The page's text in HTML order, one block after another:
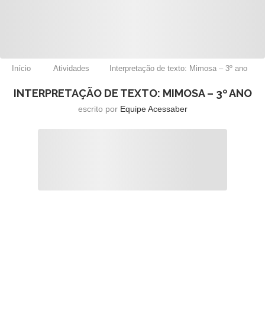
Início Atividades Interpretação de texto: Mimosa – 3º ano
INTERPRETAÇÃO DE TEXTO: MIMOSA – 3º ANO
escrito por Equipe Acessaber